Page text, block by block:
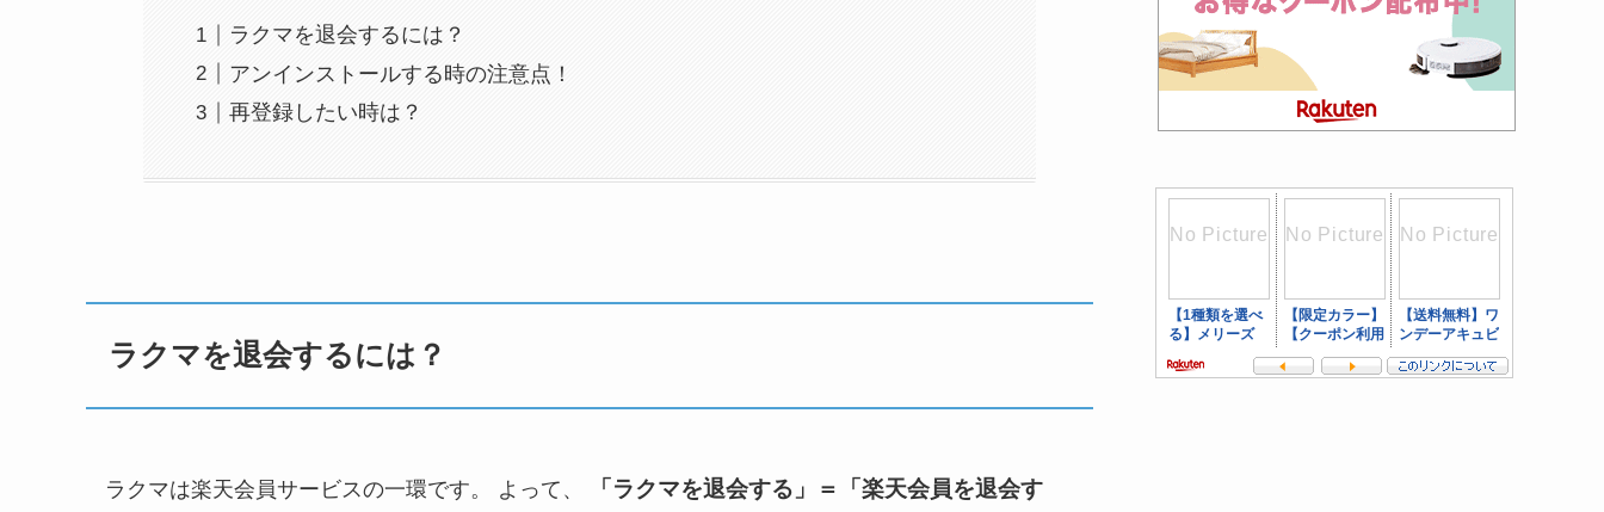
ラクマを退会するには？
アンインストールする時の注意点！
再登録したい時は？
ラクマを退会するには？
ラクマは楽天会員サービスの一環です。 よって、
「ラクマを退会する」＝「楽天会員を退会す